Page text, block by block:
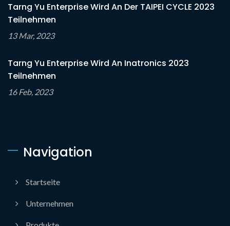
Tarng Yu Enterprise Wird An Der TAIPEI CYCLE 2023
Teilnehmen
13 Mar, 2023
Tarng Yu Enterprise Wird An Inatronics 2023
Teilnehmen
16 Feb, 2023
Navigation
Startseite
Unternehmen